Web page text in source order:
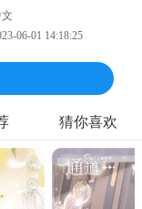
06-01 14:18:25
猜你喜欢